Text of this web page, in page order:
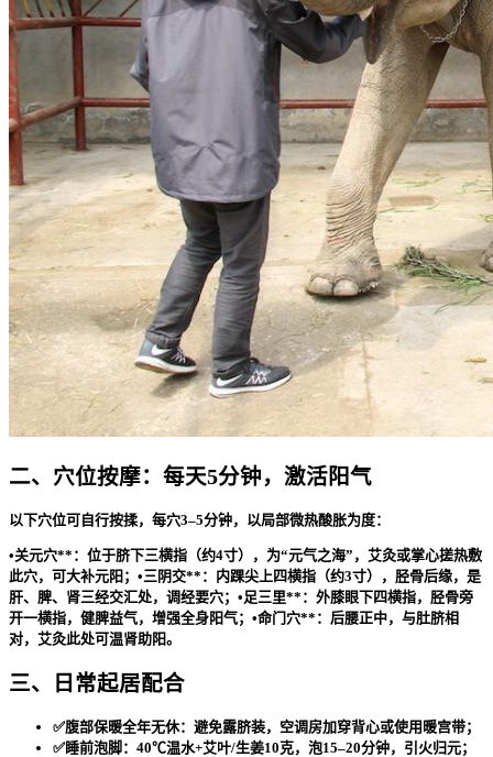
二、穴位按摩：每天5分钟，激活阳气
以下穴位可自行按揉，每穴3–5分钟，以局部微热酸胀为度：
•关元穴**：位于脐下三横指（约4寸），为“元气之海”，艾灸或掌心搓热敷
此穴，可大补元阳；•三阴交**：内踝尖上四横指（约3寸），胫骨后缘，是
肝、脾、肾三经交汇处，调经要穴；• 足三里**：外膝眼下四横指，胫骨旁
开一横指，健脾益气，增强全身阳气；•命门穴**：后腰正中，与肚脐相
对，艾灸此处可温肾助阳。
三、日常起居配合
✅腹部保暖全年无休：避免露脐装，空调房加穿背心或使用暖宫带；
✅睡前泡脚：40℃温水+艾叶/生姜10克，泡15–20分钟，引火归元；